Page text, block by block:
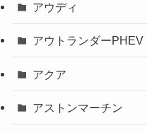
アウディ
アウトランダーPHEV
アクア
アストンマーチン